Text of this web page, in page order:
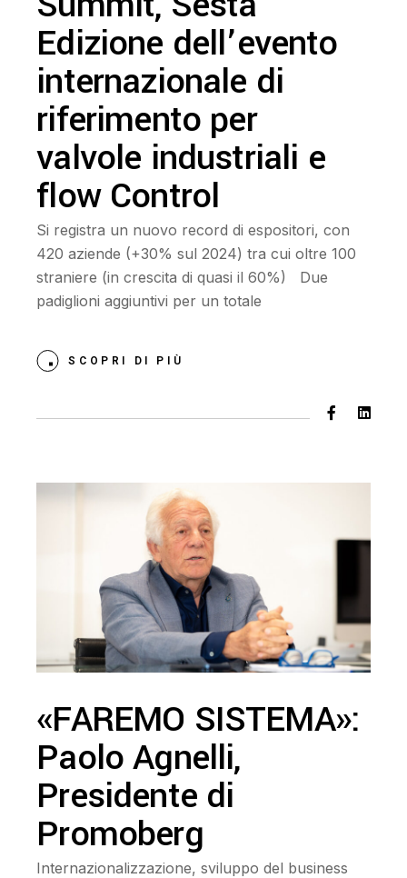
Edizione dell’evento
internazionale di
riferimento per
valvole industriali e
flow Control
Si registra un nuovo record di espositori, con
420 aziende (+30% sul 2024) tra cui oltre 100
straniere (in crescita di quasi il 60%) Due
padiglioni aggiuntivi per un totale
SCOPRI DI PIÙ
«FAREMO SISTEMA»:
Paolo Agnelli,
Presidente di
Promoberg
Internazionalizzazione, sviluppo del business